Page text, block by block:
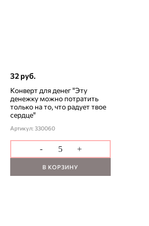
32 руб.
Конверт для денег "Эту
денежку можно потратить
только на то, что радует твое
сердце"
Артикул: 330060
- +
В КОРЗИНУ